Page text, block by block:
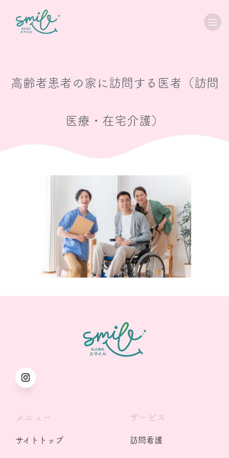
高齢者患者の家に訪問する医者（訪問
医療・在宅介護）
メニュー
サイトトップ
サービス
訪問看護